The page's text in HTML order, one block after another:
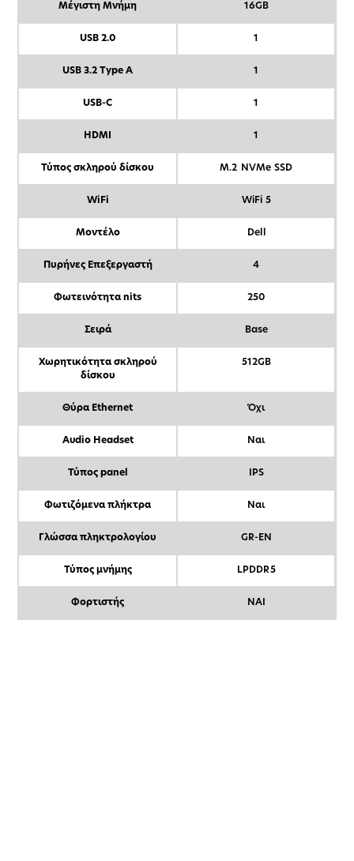
Μέγιστη Μνήμη 16GB
USB 2.0 1
USB 3.2 Type A 1
USB-C 1
HDMI 1
Τύπος σκληρού δίσκου M.2 NVMe SSD
WiFi WiFi 5
Μοντέλο Dell
Πυρήνες Επεξεργαστή 4
Φωτεινότητα nits 250
Σειρά Base
Χωρητικότητα σκληρού
δίσκου
512GB
Θύρα Ethernet Όχι
Audio Headset Ναι
Τύπος panel IPS
Φωτιζόμενα πλήκτρα Ναι
Γλώσσα πληκτρολογίου GR-EN
Τύπος μνήμης LPDDR5
Φορτιστής ΝΑΙ